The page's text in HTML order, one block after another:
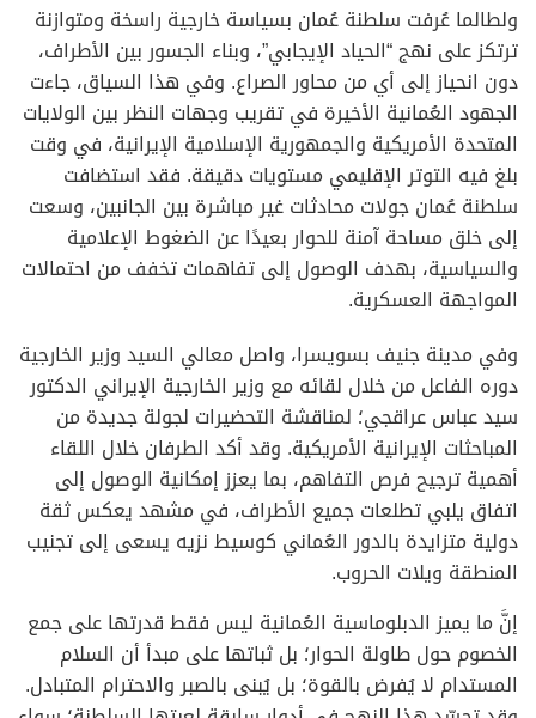
ولطالما عُرفت سلطنة عُمان بسياسة خارجية راسخة ومتوازنة
ترتكز على نهج “الحياد الإيجابي”، وبناء الجسور بين الأطراف،
دون انحياز إلى أي من محاور الصراع. وفي هذا السياق، جاءت
الجهود العُمانية الأخيرة في تقريب وجهات النظر بين الولايات
المتحدة الأمريكية والجمهورية الإسلامية الإيرانية، في وقت
بلغ فيه التوتر الإقليمي مستويات دقيقة. فقد استضافت
سلطنة عُمان جولات محادثات غير مباشرة بين الجانبين، وسعت
إلى خلق مساحة آمنة للحوار بعيدًا عن الضغوط الإعلامية
والسياسية، بهدف الوصول إلى تفاهمات تخفف من احتمالات
المواجهة العسكرية.
وفي مدينة جنيف بسويسرا، واصل معالي السيد وزير الخارجية
دوره الفاعل من خلال لقائه مع وزير الخارجية الإيراني الدكتور
سيد عباس عراقجي؛ لمناقشة التحضيرات لجولة جديدة من
المباحثات الإيرانية الأمريكية. وقد أكد الطرفان خلال اللقاء
أهمية ترجيح فرص التفاهم، بما يعزز إمكانية الوصول إلى
اتفاق يلبي تطلعات جميع الأطراف، في مشهد يعكس ثقة
دولية متزايدة بالدور العُماني كوسيط نزيه يسعى إلى تجنيب
المنطقة ويلات الحروب.
إنَّ ما يميز الدبلوماسية العُمانية ليس فقط قدرتها على جمع
الخصوم حول طاولة الحوار؛ بل ثباتها على مبدأ أن السلام
المستدام لا يُفرض بالقوة؛ بل يُبنى بالصبر والاحترام المتبادل.